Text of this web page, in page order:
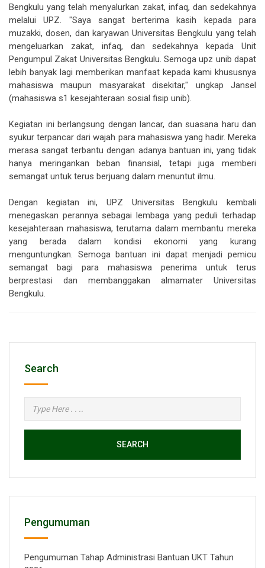
Bengkulu yang telah menyalurkan zakat, infaq, dan sedekahnya
melalui UPZ. "Saya sangat berterima kasih kepada para
muzakki, dosen, dan karyawan Universitas Bengkulu yang telah
mengeluarkan zakat, infaq, dan sedekahnya kepada Unit
Pengumpul Zakat Universitas Bengkulu. Semoga upz unib dapat
lebih banyak lagi memberikan manfaat kepada kami khususnya
mahasiswa maupun masyarakat disekitar," ungkap Jansel
(mahasiswa s1 kesejahteraan sosial fisip unib).
Kegiatan ini berlangsung dengan lancar, dan suasana haru dan
syukur terpancar dari wajah para mahasiswa yang hadir. Mereka
merasa sangat terbantu dengan adanya bantuan ini, yang tidak
hanya meringankan beban finansial, tetapi juga memberi
semangat untuk terus berjuang dalam menuntut ilmu.
Dengan kegiatan ini, UPZ Universitas Bengkulu kembali
menegaskan perannya sebagai lembaga yang peduli terhadap
kesejahteraan mahasiswa, terutama dalam membantu mereka
yang berada dalam kondisi ekonomi yang kurang
menguntungkan. Semoga bantuan ini dapat menjadi pemicu
semangat bagi para mahasiswa penerima untuk terus
berprestasi dan membanggakan almamater Universitas
Bengkulu.
Search
SEARCH
Pengumuman
Pengumuman Tahap Administrasi Bantuan UKT Tahun